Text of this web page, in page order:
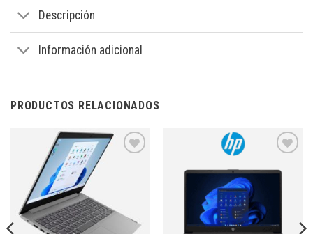
Descripción
Información adicional
PRODUCTOS RELACIONADOS
a la